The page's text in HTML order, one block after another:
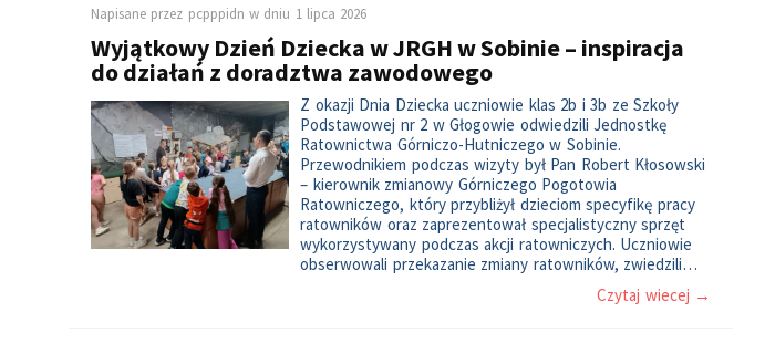
Napisane przez pcpppidn w dniu 1 lipca 2026
Wyjątkowy Dzień Dziecka w JRGH w Sobinie – inspiracja
do działań z doradztwa zawodowego
Z okazji Dnia Dziecka uczniowie klas 2b i 3b ze Szkoły
Podstawowej nr 2 w Głogowie odwiedzili Jednostkę
Ratownictwa Górniczo-Hutniczego w Sobinie.
Przewodnikiem podczas wizyty był Pan Robert Kłosowski
– kierownik zmianowy Górniczego Pogotowia
Ratowniczego, który przybliżył dzieciom specyfikę pracy
ratowników oraz zaprezentował specjalistyczny sprzęt
wykorzystywany podczas akcji ratowniczych. Uczniowie
obserwowali przekazanie zmiany ratowników, zwiedzili…
Czytaj wiecej →